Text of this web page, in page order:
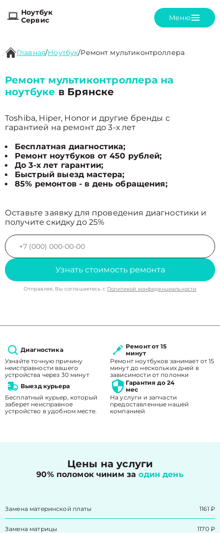
Ноутбук
Сервис
Меню
Главная/Ноутбук/Ремонт мультиконтроллера
Ремонт мультиконтроллера на
ноутбуке в Брянске
Toshiba, Hiper, Honor и другие бренды с
гарантией на ремонт до 3-х лет
Бесплатная диагностика;
Ремонт ноутбуков от 450 рублей;
До 3-х лет гарантии;
Быстрый выезд мастера;
85% ремонтов - в день обращения;
Оставьте заявку для проведения диагностики и
получите скидку до 25%
Узнать стоимость ремонта
Отправляя, Вы соглашаетесь с Политикой конфиденциальности
Диагностика
Узнайте точную причину
неисправности вашего
устройства через 30 минут
Ремонт от 15
минут
Ремонт ноутбуков занимает от 15
минут до нескольких дней в
зависимости от поломки
Выезд курьера
Бесплатный курьер, который
заберет неисправное
устройство в удобном месте.
Гарантия до 24
мес
На услуги и запчасти
предоставленные нашей
компанией
Цены на услуги
90% поломок чиним заодин день
Замена материнской платы 1161 ₽
Замена матрицы 1170 ₽